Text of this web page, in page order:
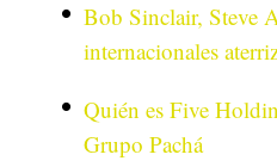
Bob Sinclair, Steve
internacionales
Quién es Five
Grupo Pachá